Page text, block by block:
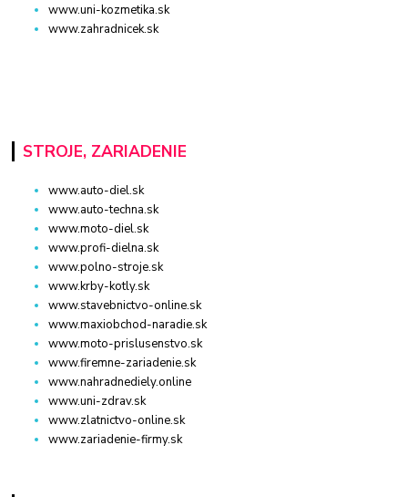
www.uni-kozmetika.sk
www.zahradnicek.sk
STROJE, ZARIADENIE
www.auto-diel.sk
www.auto-techna.sk
www.moto-diel.sk
www.profi-dielna.sk
www.polno-stroje.sk
www.krby-kotly.sk
www.stavebnictvo-online.sk
www.maxiobchod-naradie.sk
www.moto-prislusenstvo.sk
www.firemne-zariadenie.sk
www.nahradnediely.online
www.uni-zdrav.sk
www.zlatnictvo-online.sk
www.zariadenie-firmy.sk